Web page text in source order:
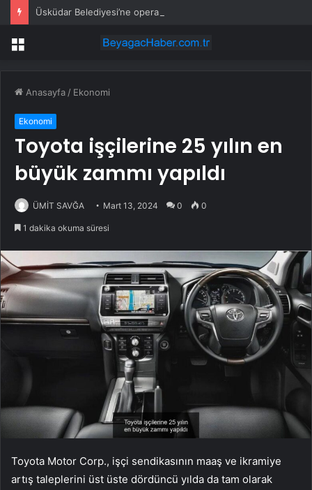
Menü
Anasayfa / Ekonomi
Ekonomi
Toyota işçilerine 25 yılın en
büyük zammı yapıldı
ÜMİT SAVĞA Mart 13, 2024 0 0
1 dakika okuma süresi
Toyota Motor Corp., işçi sendikasının maaş ve ikramiye
artış taleplerini üst üste dördüncü yılda da tam olarak